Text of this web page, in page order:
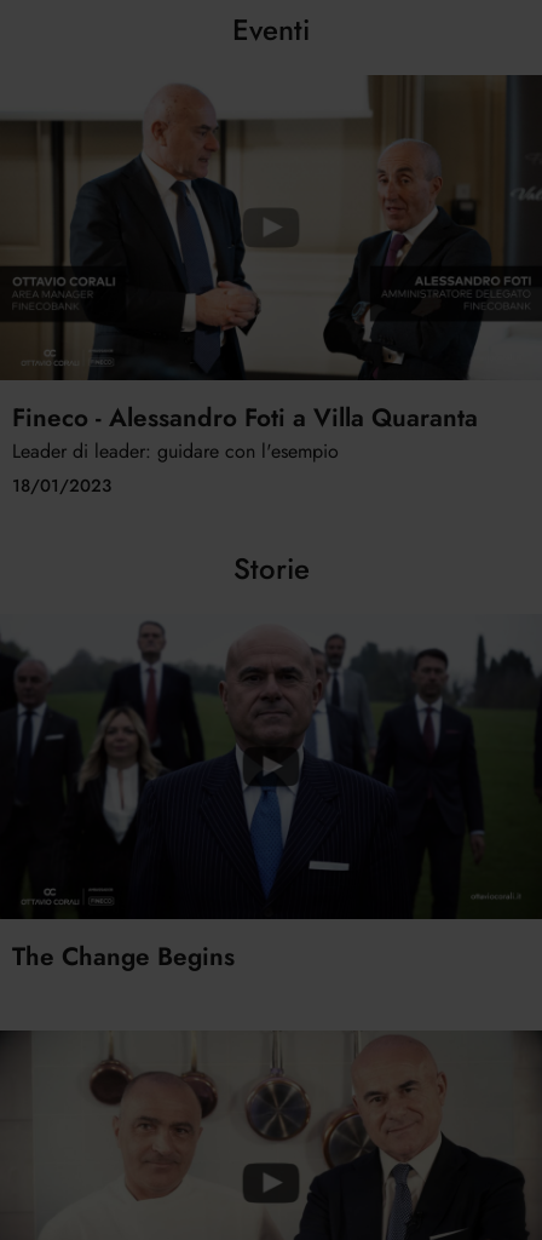
Eventi
Fineco - Alessandro Foti a Villa Quaranta
Leader di leader: guidare con l'esempio
18/01/2023
Storie
The Change Begins